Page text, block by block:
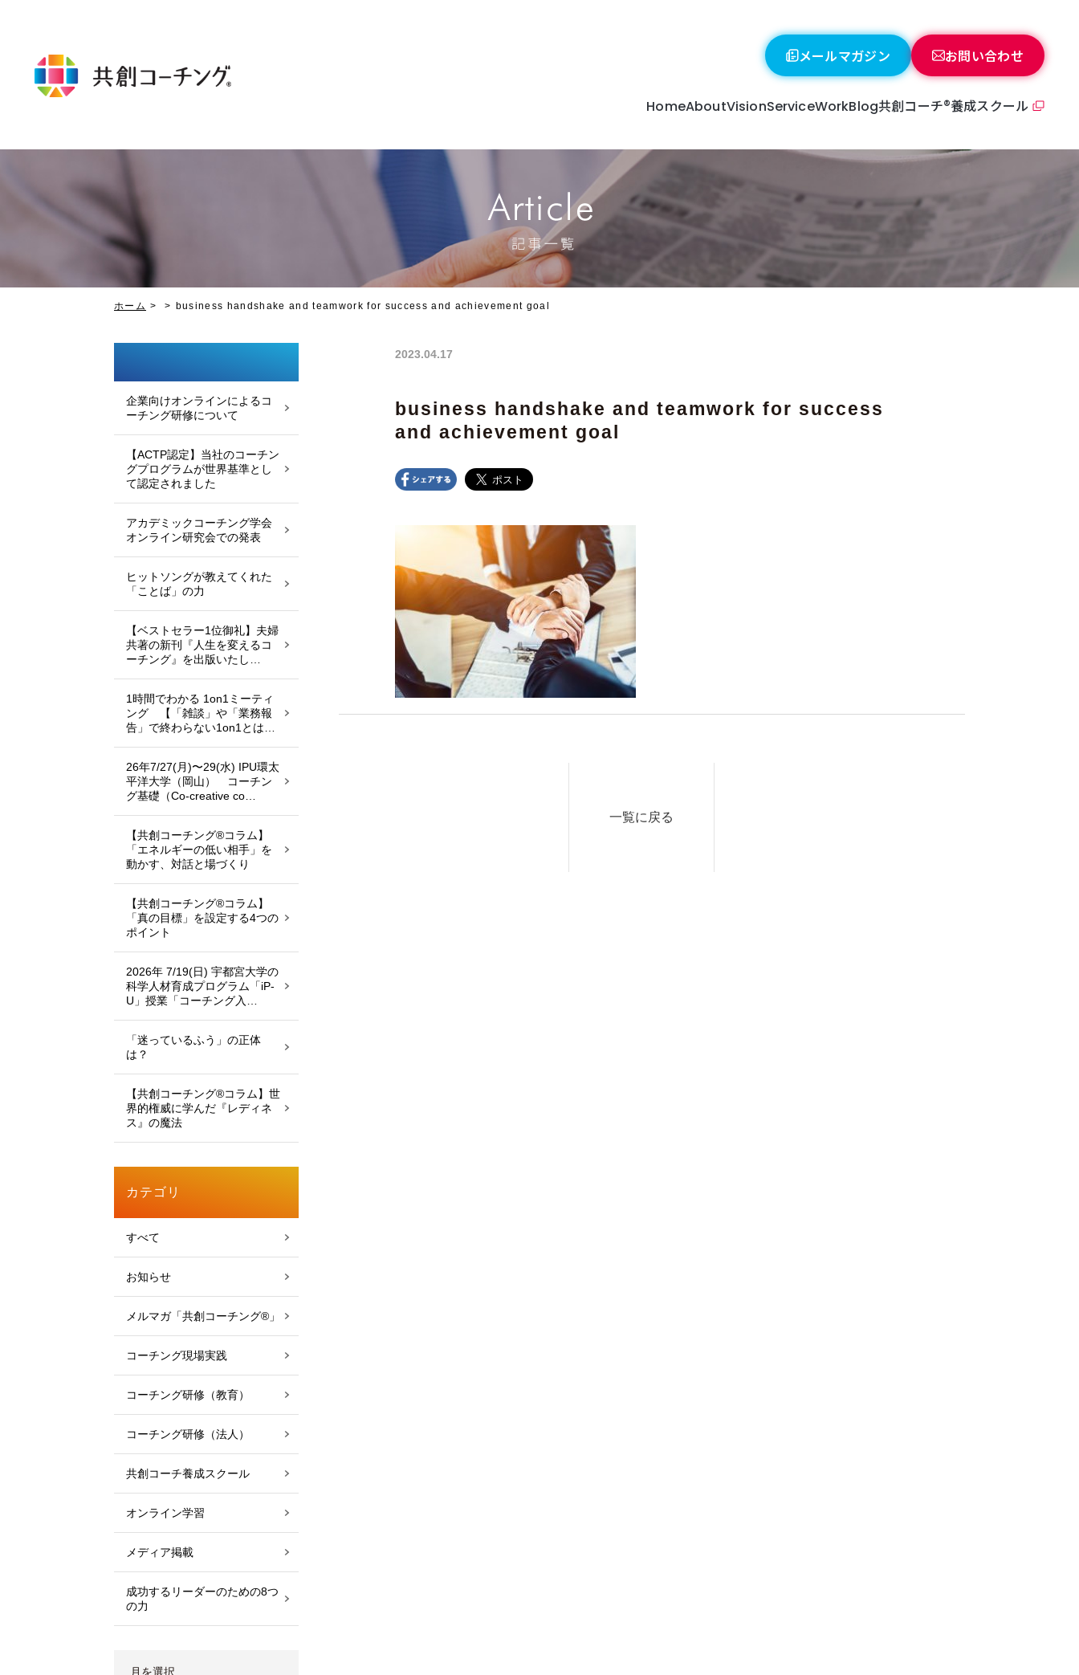
メールマガジン お問い合わせ
HomeAbout
Co-Creative coaching
VisionServiceWorkBlog共創コーチ®養成スクール
ホーム business handshake and teamwork for success and achievement goal
2023.04.17
business handshake and teamwork for success
and achievement goal
一覧に戻る
企業向けオンラインによるコ
ーチング研修について
【ACTP認定】当社のコーチン
グプログラムが世界基準とし
て認定されました
アカデミックコーチング学会
オンライン研究会での発表
ヒットソングが教えてくれた
「ことば」の力
【ベストセラー1位御礼】夫婦
共著の新刊『人生を変えるコ
ーチング』を出版いたし…
1時間でわかる 1on1ミーティ
ング 【「雑談」や「業務報
告」で終わらない1on1とは…
26年7/27(月)〜29(水) IPU環太
平洋大学（岡山） コーチン
グ基礎（Co-creative co…
【共創コーチング®︎コラム】
「エネルギーの低い相手」を
動かす、対話と場づくり
【共創コーチング®︎コラム】
「真の目標」を設定する4つの
ポイント
2026年 7/19(日) 宇都宮大学の
科学人材育成プログラム「iP-
U」授業「コーチング入…
「迷っているふう」の正体
は？
【共創コーチング®︎コラム】世
界的権威に学んだ『レディネ
ス』の魔法
カテゴリ
すべて
お知らせ
メルマガ「共創コーチング®」
コーチング現場実践
コーチング研修（教育）
コーチング研修（法人）
共創コーチ養成スクール
オンライン学習
メディア掲載
成功するリーダーのための8つ
の力
月を選択